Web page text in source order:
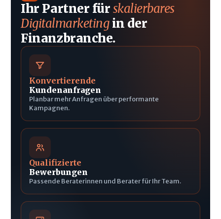
Ihr Partner fürskalierbares
Digitalmarketingin der
Finanzbranche.
Konvertierende
Kundenanfragen
Planbar mehr Anfragen über performante
Kampagnen.
Qualifizierte
Bewerbungen
Passende Beraterinnen und Berater für Ihr Team.